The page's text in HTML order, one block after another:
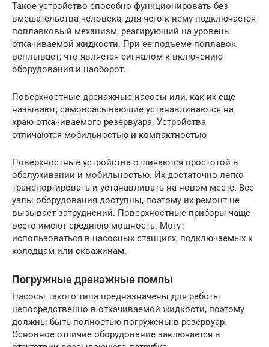
Такое устройство способно функционировать без
вмешательства человека, для чего к нему подключается
поплавковый механизм, реагирующий на уровень
откачиваемой жидкости. При ее подъеме поплавок
всплывает, что является сигналом к включению
оборудования и наоборот.
Поверхностные дренажные насосы или, как их еще
называют, самовсасывающие устанавливаются на
краю откачиваемого резервуара. Устройства
отличаются мобильностью и компактностью
Поверхностные устройства отличаются простотой в
обслуживании и мобильностью. Их достаточно легко
транспортировать и устанавливать на новом месте. Все
узлы оборудования доступны, поэтому их ремонт не
вызывает затруднений. Поверхностные приборы чаще
всего имеют среднюю мощность. Могут
использоваться в насосных станциях, подключаемых к
колодцам или скважинам.
Погружные дренажные помпы
Насосы такого типа предназначены для работы
непосредственно в откачиваемой жидкости, поэтому
должны быть полностью погружены в резервуар.
Основное отличие оборудование заключается в